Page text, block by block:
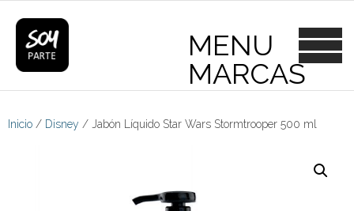
content
Inicio / Disney / Jabón Líquido Star Wars Stormtrooper 500 ml